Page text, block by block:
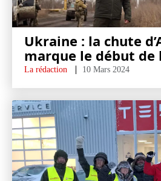
Ukraine : la chute
marque le début de
La rédaction 10 Mars 2024